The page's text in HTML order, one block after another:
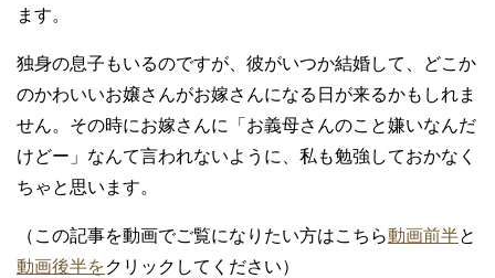
ます。
独身の息子もいるのですが、彼がいつか結婚して、どこか
のかわいいお嬢さんがお嫁さんになる日が来るかもしれま
せん。その時にお嫁さんに「お義母さんのこと嫌いなんだ
けどー」なんて言われないように、私も勉強しておかなく
ちゃと思います。
（この記事を動画でご覧になりたい方はこちら動画前半と
動画後半をクリックしてください）